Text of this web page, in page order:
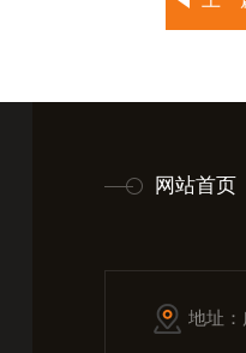
网站首页
地址